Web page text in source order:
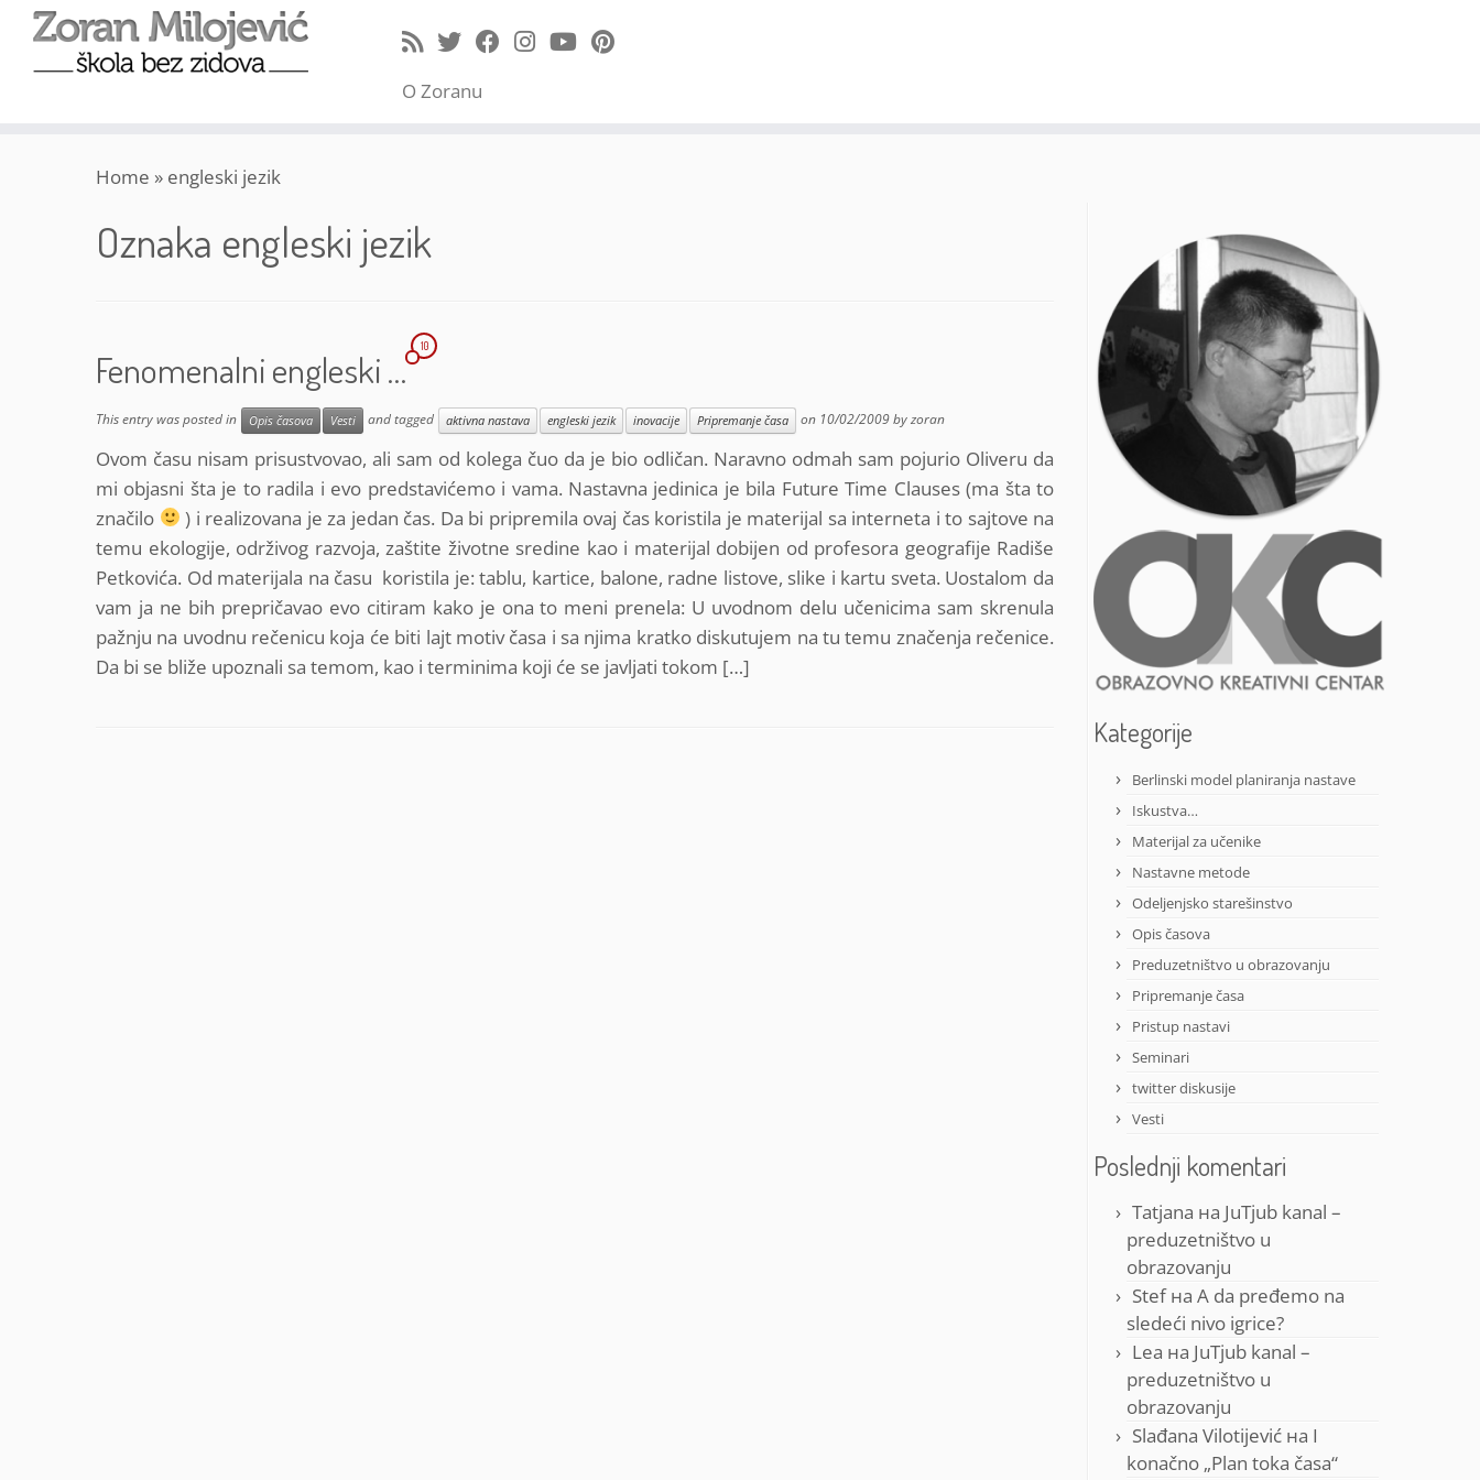
O Zoranu
Home » engleski jezik
Oznaka engleski jezik
Fenomenalni engleski …
10
This entry was posted in Opis časova Vesti and tagged aktivna nastava engleski jezik inovacije Pripremanje časa on 10/02/2009byzoran
Ovom času nisam prisustvovao, ali sam od kolega čuo da je bio odličan. Naravno odmah sam pojurio Oliveru da
mi objasni šta je to radila i evo predstavićemo i vama. Nastavna jedinica je bila Future Time Clauses (ma šta to
značilo
) i realizovana je za jedan čas. Da bi pripremila ovaj čas koristila je materijal sa interneta i to sajtove na
temu ekologije, održivog razvoja, zaštite životne sredine kao i materijal dobijen od profesora geografije Radiše
Petkovića. Od materijala na času koristila je: tablu, kartice, balone, radne listove, slike i kartu sveta. Uostalom da
vam ja ne bih prepričavao evo citiram kako je ona to meni prenela: U uvodnom delu učenicima sam skrenula
pažnju na uvodnu rečenicu koja će biti lajt motiv časa i sa njima kratko diskutujem na tu temu značenja rečenice.
Da bi se bliže upoznali sa temom, kao i terminima koji će se javljati tokom […]
Kategorije
Berlinski model planiranja nastave
Iskustva…
Materijal za učenike
Nastavne metode
Odeljenjsko starešinstvo
Opis časova
Preduzetništvo u obrazovanju
Pripremanje časa
Pristup nastavi
Seminari
twitter diskusije
Vesti
Poslednji komentari
Tatjana на JuTjub kanal –
preduzetništvo u
obrazovanju
Stefна A da pređemo na
sledeći nivo igrice?
Lea на JuTjub kanal –
preduzetništvo u
obrazovanju
Slađana Vilotijević на I
konačno „Plan toka časa“